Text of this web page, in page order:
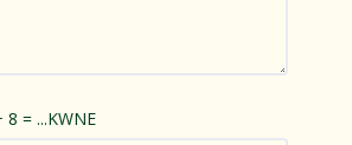
= ...KWNE